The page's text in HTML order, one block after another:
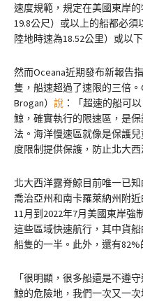
速度規範，規定在美國東岸
19.8公尺）或以上的船都必
陸地時速為18.52公里）或以
然而Oceana近期發布新報告
隻，船速超過了速限的三倍
Brogan） 說 ：「超速的船可
鯨，確實執行的限速區，是
法。海洋慢速區就像是保護
度限制提供保護，防止北大
北大西洋露脊鯨目前唯一已
喬治亞州和南卡羅萊納州附
11月到2022年7月美國東岸強
這些區域快速航行，其中貨
船隻的一半。此外，還有
「很明顯，很多船還是不遵
鯨的危險地，我們一次又一